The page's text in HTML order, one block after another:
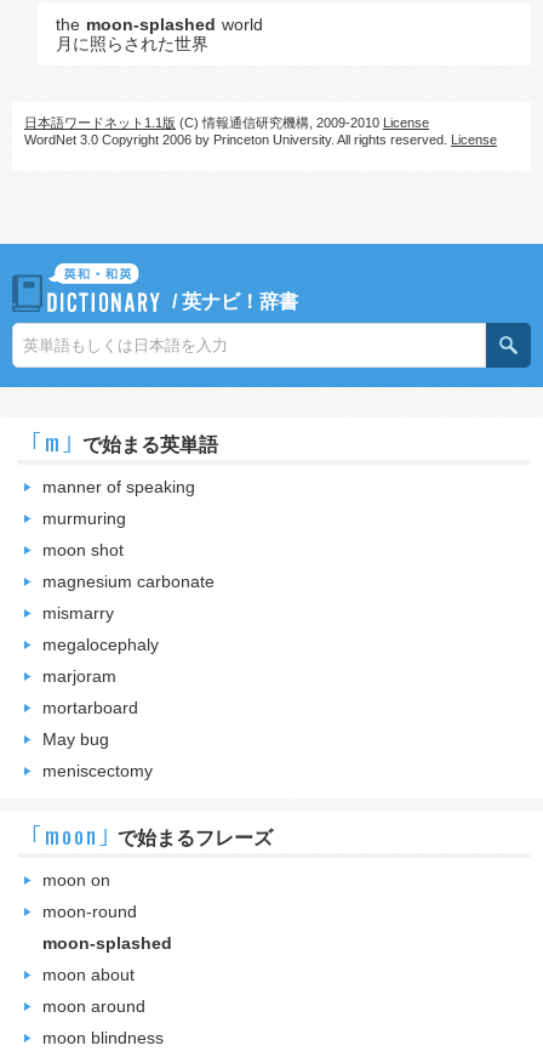
the moon-splashed world
月に照らされた世界
日本語ワードネット1.1版 (C) 情報通信研究機構, 2009-2010 License
WordNet 3.0 Copyright 2006 by Princeton University. All rights reserved. License
/英ナビ！辞書
｢m｣ で始まる英単語
manner of speaking
murmuring
moon shot
magnesium carbonate
mismarry
megalocephaly
marjoram
mortarboard
May bug
meniscectomy
｢moon｣ で始まるフレーズ
moon on
moon-round
moon-splashed
moon about
moon around
moon blindness